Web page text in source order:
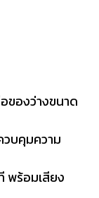
ของว่างขนาด
บคุมความ
พร้อมเสียง